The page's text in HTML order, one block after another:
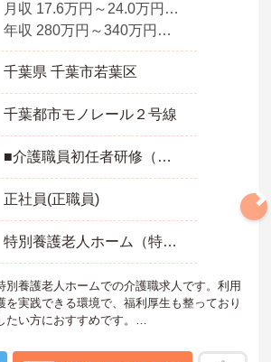
月収 17.6万円～24.0万円程度(諸手当込)
年収 280万円～340万円程度
千葉県 千葉市若葉区
千葉都市モノレール２号線
■介護職員初任者研修（ヘルパー2級）以上
正社員(正職員)
特別養護老人ホーム（特養）
別養護老人ホームでの介護職求人です。利用
を実践できる環境で、福利厚生も整っており
い方におすすめです。